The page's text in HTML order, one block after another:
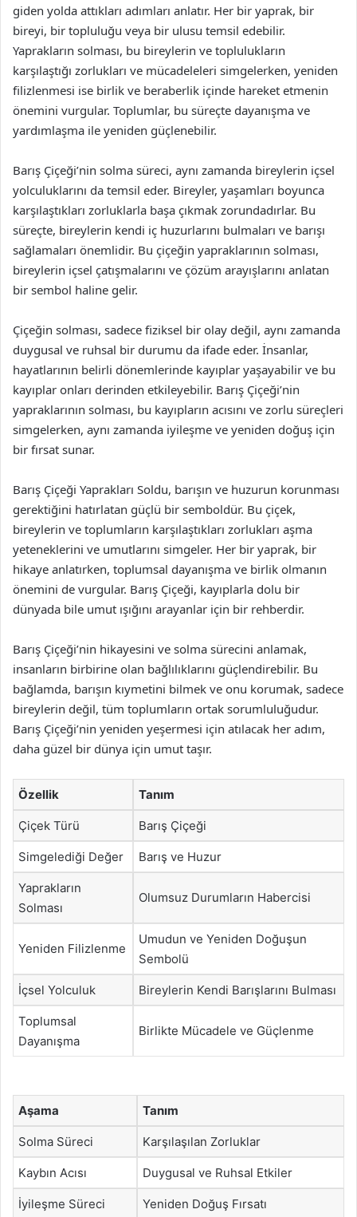
giden yolda attıkları adımları anlatır. Her bir yaprak, bir
bireyi, bir topluluğu veya bir ulusu temsil edebilir.
Yaprakların solması, bu bireylerin ve toplulukların
karşılaştığı zorlukları ve mücadeleleri simgelerken, yeniden
filizlenmesi ise birlik ve beraberlik içinde hareket etmenin
önemini vurgular. Toplumlar, bu süreçte dayanışma ve
yardımlaşma ile yeniden güçlenebilir.
Barış Çiçeği’nin solma süreci, aynı zamanda bireylerin içsel
yolculuklarını da temsil eder. Bireyler, yaşamları boyunca
karşılaştıkları zorluklarla başa çıkmak zorundadırlar. Bu
süreçte, bireylerin kendi iç huzurlarını bulmaları ve barışı
sağlamaları önemlidir. Bu çiçeğin yapraklarının solması,
bireylerin içsel çatışmalarını ve çözüm arayışlarını anlatan
bir sembol haline gelir.
Çiçeğin solması, sadece fiziksel bir olay değil, aynı zamanda
duygusal ve ruhsal bir durumu da ifade eder. İnsanlar,
hayatlarının belirli dönemlerinde kayıplar yaşayabilir ve bu
kayıplar onları derinden etkileyebilir. Barış Çiçeği’nin
yapraklarının solması, bu kayıpların acısını ve zorlu süreçleri
simgelerken, aynı zamanda iyileşme ve yeniden doğuş için
bir fırsat sunar.
Barış Çiçeği Yaprakları Soldu, barışın ve huzurun korunması
gerektiğini hatırlatan güçlü bir semboldür. Bu çiçek,
bireylerin ve toplumların karşılaştıkları zorlukları aşma
yeteneklerini ve umutlarını simgeler. Her bir yaprak, bir
hikaye anlatırken, toplumsal dayanışma ve birlik olmanın
önemini de vurgular. Barış Çiçeği, kayıplarla dolu bir
dünyada bile umut ışığını arayanlar için bir rehberdir.
Barış Çiçeği’nin hikayesini ve solma sürecini anlamak,
insanların birbirine olan bağlılıklarını güçlendirebilir. Bu
bağlamda, barışın kıymetini bilmek ve onu korumak, sadece
bireylerin değil, tüm toplumların ortak sorumluluğudur.
Barış Çiçeği’nin yeniden yeşermesi için atılacak her adım,
daha güzel bir dünya için umut taşır.
Özellik Tanım
Çiçek Türü Barış Çiçeği
Simgelediği Değer Barış ve Huzur
Yaprakların
Solması
Olumsuz Durumların Habercisi
Yeniden Filizlenme
Umudun ve Yeniden Doğuşun
Sembolü
İçsel Yolculuk Bireylerin Kendi Barışlarını Bulması
Toplumsal
Dayanışma
Birlikte Mücadele ve Güçlenme
Aşama Tanım
Solma Süreci Karşılaşılan Zorluklar
Kaybın Acısı Duygusal ve Ruhsal Etkiler
İyileşme Süreci Yeniden Doğuş Fırsatı